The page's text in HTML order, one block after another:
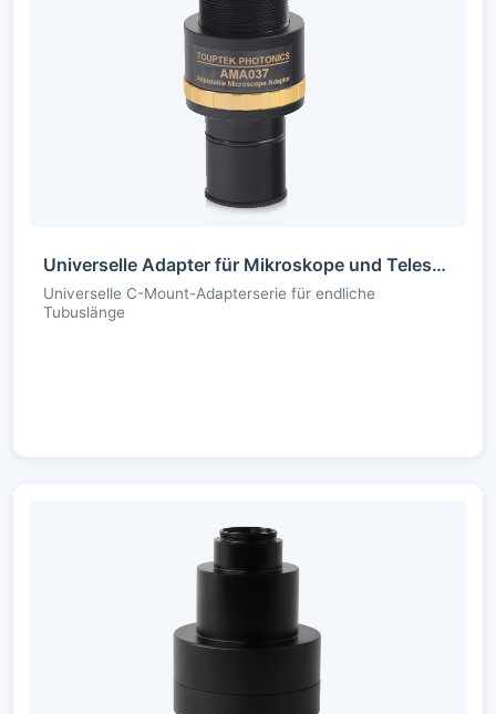
Universelle Adapter für Mikroskope und Teleskope
Universelle C-Mount-Adapterserie für endliche
Tubuslänge